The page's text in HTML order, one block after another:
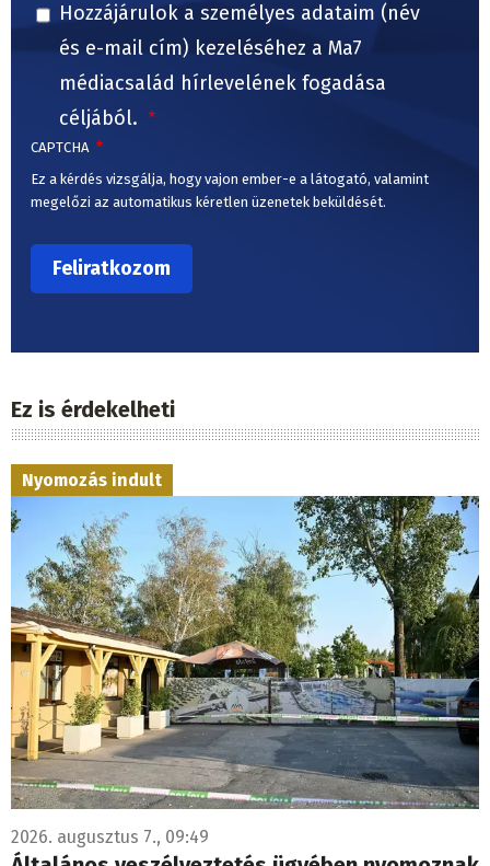
Hozzájárulok a személyes adataim (név
és e-mail cím) kezeléséhez a Ma7
médiacsalád hírlevelének fogadása
céljából.
CAPTCHA
Ez a kérdés vizsgálja, hogy vajon ember-e a látogató, valamint
megelőzi az automatikus kéretlen üzenetek beküldését.
Ez is érdekelheti
Nyomozás indult
2026. augusztus 7., 09:49